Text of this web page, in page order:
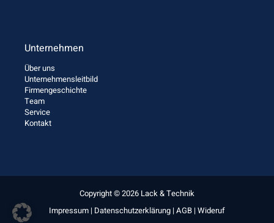
Unternehmen
Über uns
Unternehmensleitbild
Firmengeschichte
Team
Service
Kontakt
Copyright © 2026 Lack & Technik
Impressum | Datenschutzerklärung | AGB | Wideruf